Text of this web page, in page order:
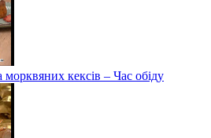
кексів – Час обіду